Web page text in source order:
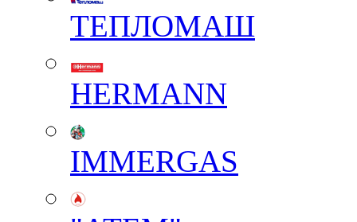
ТЕПЛОМАШ
HERMANN
IMMERGAS